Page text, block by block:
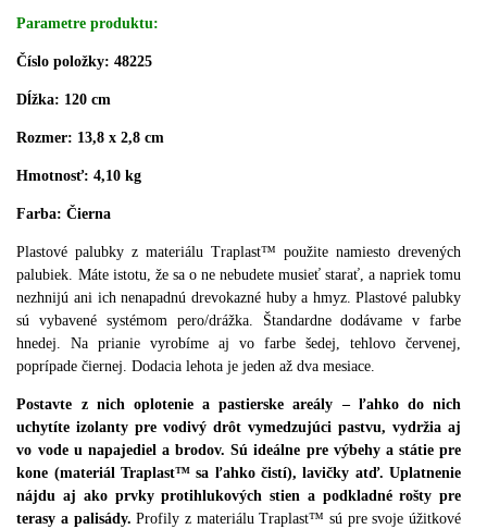
Parametre produktu:
Číslo položky: 48225
Dĺžka: 120 cm
Rozmer: 13,8 x 2,8 cm
Hmotnosť: 4,10 kg
Farba: Čierna
Plastové palubky z materiálu Traplast™ použite namiesto drevených
palubiek. Máte istotu, že sa o ne nebudete musieť starať, a napriek tomu
nezhnijú ani ich nenapadnú drevokazné huby a hmyz. Plastové palubky
sú vybavené systémom pero/drážka.
Štandardne dodávame v farbe
hnedej.
Na prianie vyrobíme aj vo farbe šedej, tehlovo červenej,
poprípade čiernej. Dodacia lehota je jeden až dva mesiace.
Postavte z nich oplotenie a pastierske areály – ľahko do nich
uchytíte izolanty pre vodivý drôt vymedzujúci pastvu, vydržia aj
vo vode u napajediel a brodov. Sú ideálne pre výbehy a státie pre
kone (materiál Traplast™ sa ľahko čistí), lavičky atď. Uplatnenie
nájdu aj ako prvky protihlukových stien a podkladné rošty pre
terasy a palisády. Profily z materiálu Traplast™ sú pre svoje úžitkové